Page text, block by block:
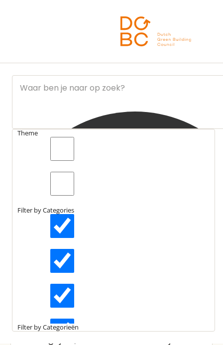
Theme
Filter by Categories
Filter by Categorieën
Nieuws
bouwsector
Laatst bewerkt:
3 minuten
DGBC lanceert handreiking
over scope 3-emissies voor
bouwsector
Sturen op CO ₂